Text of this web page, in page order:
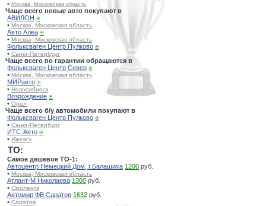
• Москва, Московская область
Чаще всего новые авто покупают в
АВИЛОН ⍟
• Москва, Московская область
Авто Алеа ⍟
• Москва, Московская область
Фольксваген Центр Пулково ⍟
• Санкт-Петербург
Чаще всего по гарантии обращаются в
Фольксваген Центр Север ⍟
• Москва, Московская область
МИРавто ⍟
• Новосибирск
Возрождение ⍟
• Орел
Чаще всего б/у автомобили покупают в
Фольксваген Центр Пулково ⍟
• Санкт-Петербург
ИТС-Авто ⍟
• Ижевск
TO:
Самое дешевое ТО-1:
Автоцентр Немецкий Дом, г.Балашиха 1200 руб.
• Москва, Московская область
Атлант-М Николаева 1300 руб.
• Смоленск
Автомир ФВ Саратов 1632 руб.
• Саратов